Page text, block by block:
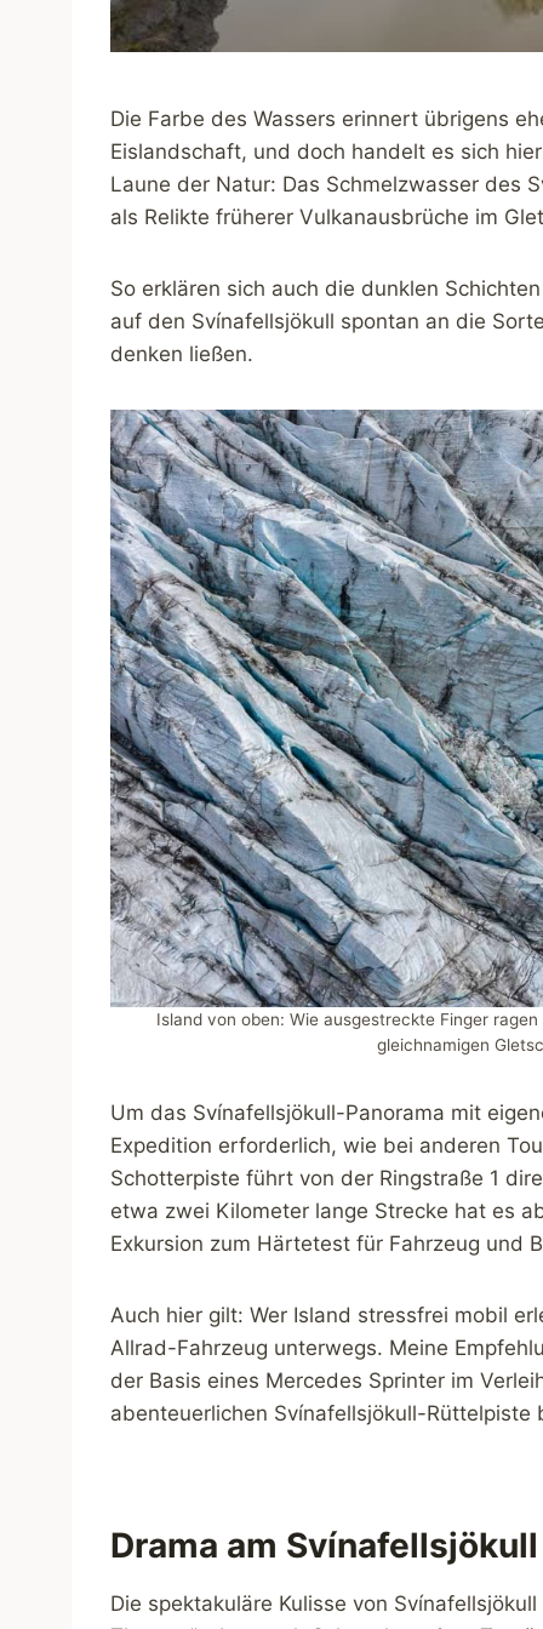
Die Farbe des Wassers erinnert übrigens
Eislandschaft, und doch handelt es sich
Laune der Natur: Das Schmelzwasser des
als Relikte früherer Vulkanausbrüche im
So erklären sich auch die dunklen
auf den Svínafellsjökull spontan an die
denken ließen.
Island von oben: Wie ausgestreckte Finger
gleichnamigen
Um das Svínafellsjökull-Panorama mit
Expedition erforderlich, wie bei anderen
Schotterpiste führt von der Ringstraße 1
etwa zwei Kilometer lange Strecke hat es
Exkursion zum Härtetest für Fahrzeug und
Auch hier gilt: Wer Island stressfrei mobil
Allrad-Fahrzeug unterwegs. Meine
der Basis eines Mercedes Sprinter im
abenteuerlichen Svínafellsjökull-
Drama am Svínafellsjökull
Die spektakuläre Kulisse von